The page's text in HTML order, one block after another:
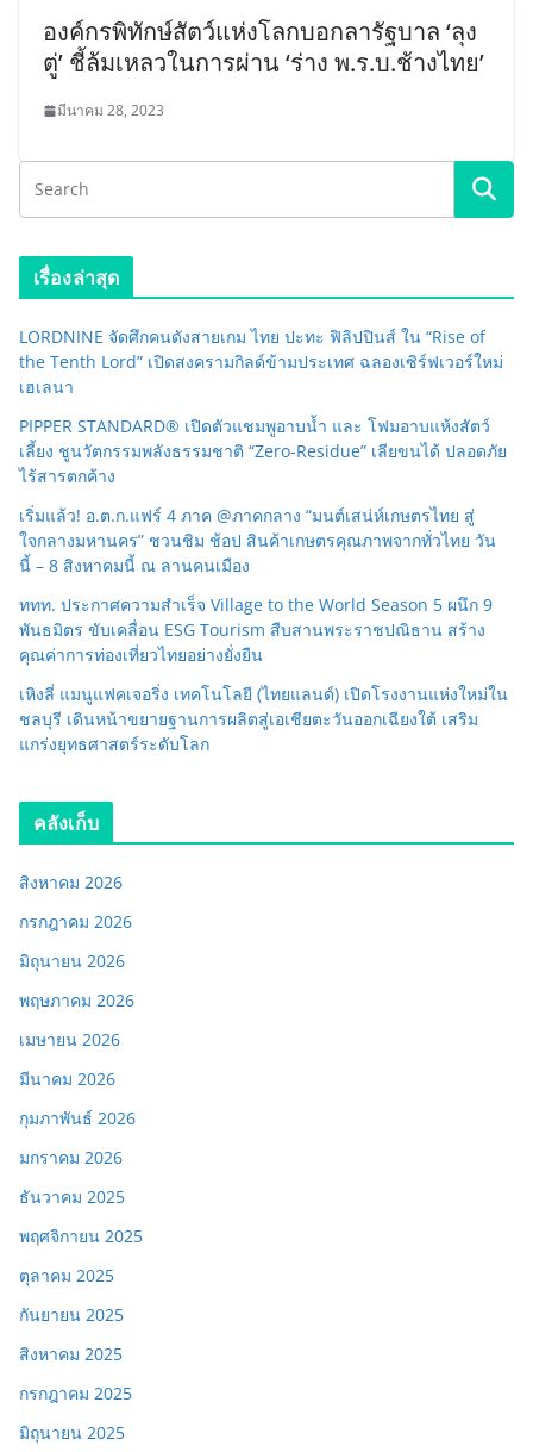
องค์กรพิทักษ์สัตว์แห่งโลกบอกลารัฐบาล ‘ลุง
ตู่’ ชี้ล้มเหลวในการผ่าน ‘ร่าง พ.ร.บ.ช้างไทย’
มีนาคม 28, 2023
เรื่องล่าสุด
LORDNINE จัดศึกคนดังสายเกม ไทย ปะทะ ฟิลิปปินส์ ใน “Rise of
the Tenth Lord” เปิดสงครามกิลด์ข้ามประเทศ ฉลองเซิร์ฟเวอร์ใหม่
เฮเลนา
PIPPER STANDARD® เปิดตัวแชมพูอาบน้ำ และ โฟมอาบแห้งสัตว์
เลี้ยง ชูนวัตกรรมพลังธรรมชาติ “Zero-Residue” เลียขนได้ ปลอดภัย
ไร้สารตกค้าง
เริ่มแล้ว! อ.ต.ก.แฟร์ 4 ภาค @ภาคกลาง “มนต์เสน่ห์เกษตรไทย สู่
ใจกลางมหานคร” ชวนชิม ช้อป สินค้าเกษตรคุณภาพจากทั่วไทย วัน
นี้ – 8 สิงหาคมนี้ ณ ลานคนเมือง
ททท. ประกาศความสำเร็จ Village to the World Season 5 ผนึก 9
พันธมิตร ขับเคลื่อน ESG Tourism สืบสานพระราชปณิธาน สร้าง
คุณค่าการท่องเที่ยวไทยอย่างยั่งยืน
เหิงลี่ แมนูแฟคเจอริ่ง เทคโนโลยี (ไทยแลนด์) เปิดโรงงานแห่งใหม่ใน
ชลบุรี เดินหน้าขยายฐานการผลิตสู่เอเชียตะวันออกเฉียงใต้ เสริม
แกร่งยุทธศาสตร์ระดับโลก
คลังเก็บ
สิงหาคม 2026
กรกฎาคม 2026
มิถุนายน 2026
พฤษภาคม 2026
เมษายน 2026
มีนาคม 2026
กุมภาพันธ์ 2026
มกราคม 2026
ธันวาคม 2025
พฤศจิกายน 2025
ตุลาคม 2025
กันยายน 2025
สิงหาคม 2025
กรกฎาคม 2025
มิถุนายน 2025